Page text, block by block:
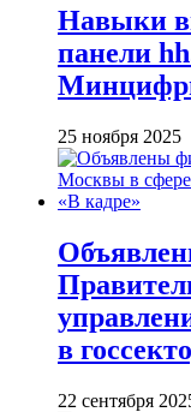
Навыки
панели
25 ноября 2025
в
22 сентября